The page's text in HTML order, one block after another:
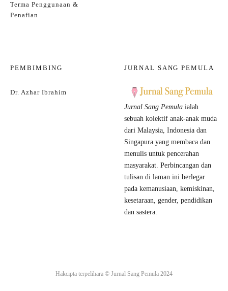
Terma Penggunaan &
Penafian
PEMBIMBING
Dr. Azhar Ibrahim
JURNAL SANG PEMULA
Jurnal Sang Pemula ialah
sebuah kolektif anak-anak muda
dari Malaysia, Indonesia dan
Singapura yang membaca dan
menulis untuk pencerahan
masyarakat. Perbincangan dan
tulisan di laman ini berlegar
pada kemanusiaan, kemiskinan,
kesetaraan, gender, pendidikan
dan sastera.
Hakcipta terpelihara © Jurnal Sang Pemula 2024